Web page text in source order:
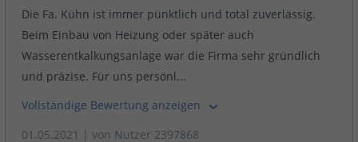
Die Fa. Kühn ist immer pünktlich und total zuverlässig.
Beim Einbau von Heizung oder später auch
Wasserentkalkungsanlage war die Firma sehr gründlich
und präzise. Für uns persönl...
Vollständige Bewertung anzeigen
01.05.2021 | von Nutzer 2397868